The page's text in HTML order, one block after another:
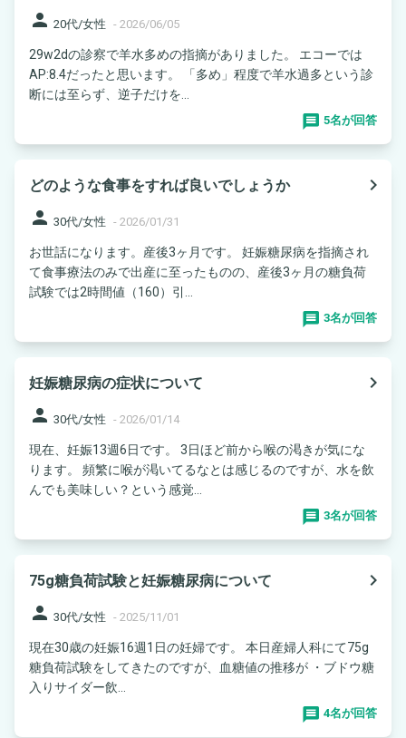
person 20代/女性 - 2026/06/05
29w2dの診察で羊水多めの指摘がありました。 エコーでは
AP:8.4だったと思います。 「多め」程度で羊水過多という診
断には至らず、逆子だけを...
5名が回答
どのような食事をすれば良いでしょうか
navigate_next
person 30代/女性 - 2026/01/31
お世話になります。産後3ヶ月です。 妊娠糖尿病を指摘され
て食事療法のみで出産に至ったものの、産後3ヶ月の糖負荷
試験では2時間値（160）引...
3名が回答
妊娠糖尿病の症状について
navigate_next
person 30代/女性 - 2026/01/14
現在、妊娠13週6日です。 3日ほど前から喉の渇きが気にな
ります。 頻繁に喉が渇いてるなとは感じるのですが、水を飲
んでも美味しい？という感覚...
3名が回答
75g糖負荷試験と妊娠糖尿病について
navigate_next
person 30代/女性 - 2025/11/01
現在30歳の妊娠16週1日の妊婦です。 本日産婦人科にて75g
糖負荷試験をしてきたのですが、血糖値の推移が ・ブドウ糖
入りサイダー飲...
4名が回答